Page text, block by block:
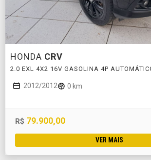
HONDA CRV
2.0 EXL 4X2 16V GASOLINA 4P
2012/2012 0 km
R$ 79.900,00
VER MAIS